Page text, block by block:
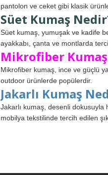
pantolon ve ceket gibi klasik
Süet Kumaş
Süet kumaş, yumuşak ve kadife
ayakkabı, çanta ve montlarda
Mikrofiber
Mikrofiber kumaş, ince ve güçlü
outdoor ürünlerde popülerdir.
Jakarlı Kumaş
Jakarlı kumaş, desenli dokusuyla
mobilya tekstilinde tercih edilen